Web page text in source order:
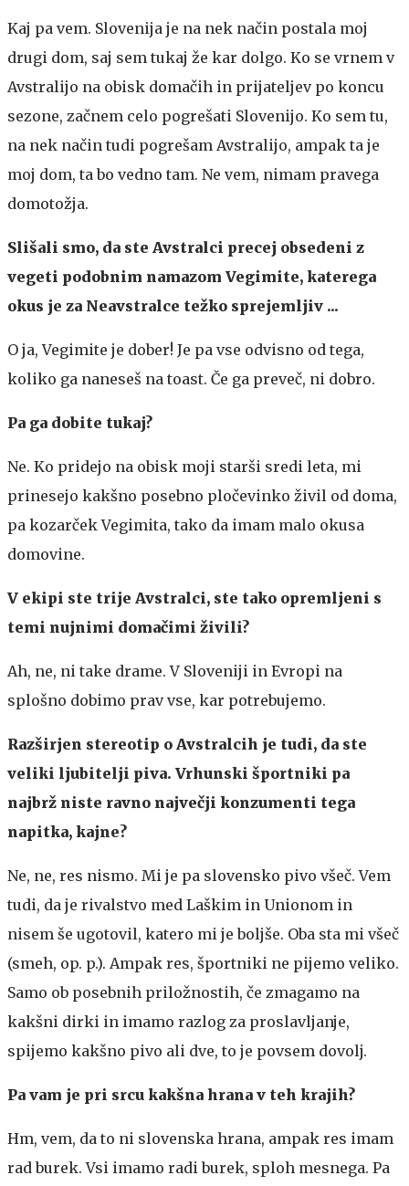
Kaj pa vem. Slovenija je na nek način postala moj
drugi dom, saj sem tukaj že kar dolgo. Ko se vrnem v
Avstralijo na obisk domačih in prijateljev po koncu
sezone, začnem celo pogrešati Slovenijo. Ko sem tu,
na nek način tudi pogrešam Avstralijo, ampak ta je
moj dom, ta bo vedno tam. Ne vem, nimam pravega
domotožja.
Slišali smo, da ste Avstralci precej obsedeni z
vegeti podobnim namazom Vegimite, katerega
okus je za Neavstralce težko sprejemljiv ...
O ja, Vegimite je dober! Je pa vse odvisno od tega,
koliko ga naneseš na toast. Če ga preveč, ni dobro.
Pa ga dobite tukaj?
Ne. Ko pridejo na obisk moji starši sredi leta, mi
prinesejo kakšno posebno pločevinko živil od doma,
pa kozarček Vegimita, tako da imam malo okusa
domovine.
V ekipi ste trije Avstralci, ste tako opremljeni s
temi nujnimi domačimi živili?
Ah, ne, ni take drame. V Sloveniji in Evropi na
splošno dobimo prav vse, kar potrebujemo.
Razširjen stereotip o Avstralcih je tudi, da ste
veliki ljubitelji piva. Vrhunski športniki pa
najbrž niste ravno največji konzumenti tega
napitka, kajne?
Ne, ne, res nismo. Mi je pa slovensko pivo všeč. Vem
tudi, da je rivalstvo med Laškim in Unionom in
nisem še ugotovil, katero mi je boljše. Oba sta mi všeč
(smeh, op. p.). Ampak res, športniki ne pijemo veliko.
Samo ob posebnih priložnostih, če zmagamo na
kakšni dirki in imamo razlog za proslavljanje,
spijemo kakšno pivo ali dve, to je povsem dovolj.
Pa vam je pri srcu kakšna hrana v teh krajih?
Hm, vem, da to ni slovenska hrana, ampak res imam
rad burek. Vsi imamo radi burek, sploh mesnega. Pa